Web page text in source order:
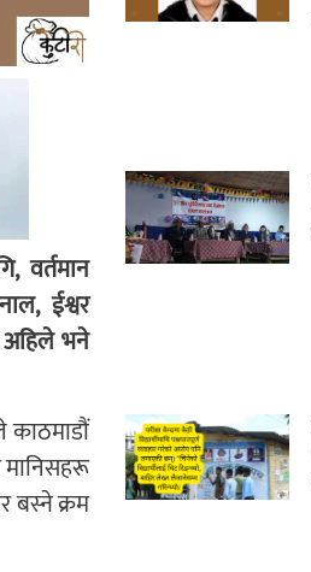
वर्तमान
ईश्वर
अहिले भने
मानिसहरू
बस्ने क्रम